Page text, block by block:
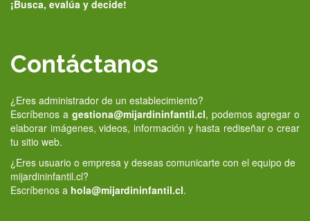
¡Busca, evalúa y decide!
Contáctanos
¿Eres administrador de un establecimiento?
Escríbenos a gestiona@mijardininfantil.cl, podemos agregar o
elaborar imágenes, videos, información y hasta rediseñar o crear
tu sitio web.
¿Eres usuario o empresa y deseas comunicarte con el equipo de
mijardininfantil.cl?
Escríbenos a hola@mijardininfantil.cl.